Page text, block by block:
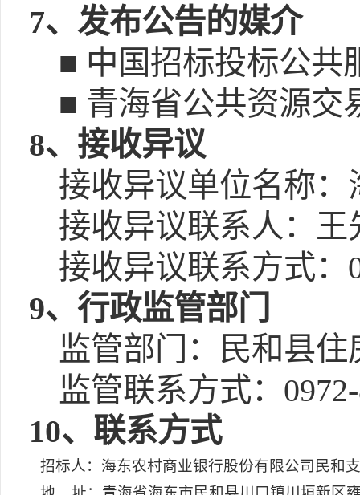
7、发布公告的媒介
■ 中国招标投标公共
■ 青海省公共资源交
8、接收异议
接收异议单位名称
接收异议联系人：王
接收异议联系方式：
9、行政监管部门
监管部门：民和县
监管联系方式：
10、联系方式
招标人：海东农村商业银行股份有限公司民和